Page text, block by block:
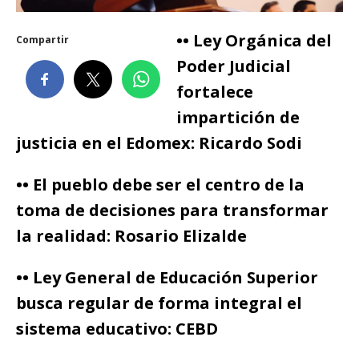
Compartir
•• Ley Orgánica del
Poder Judicial
fortalece
impartición de
justicia en el Edomex: Ricardo Sodi
•• El pueblo debe ser el centro de la
toma de decisiones para transformar
la realidad: Rosario Elizalde
•• Ley General de Educación Superior
busca regular de forma integral el
sistema educativo: CEBD